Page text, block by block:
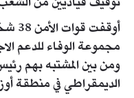
مجموعة الوفاء للدعم
ومن بين المشتبه بهم
الديمقراطي في منطقة أوزالب، و5